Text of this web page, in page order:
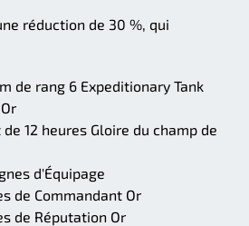
réduction de 30 %, qui
de rang 6 Expeditionary Tank
12 heures Gloire du champ de
d'Équipage
de Commandant Or
de Réputation Or